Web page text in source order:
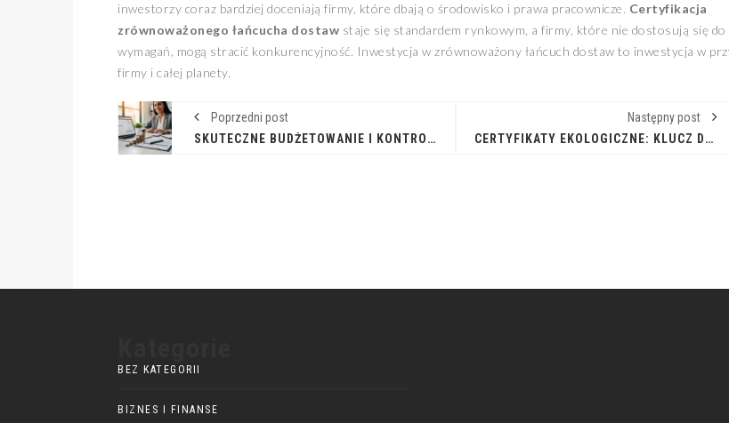
inwestorzy coraz bardziej doceniają firmy, które dbają o środowisko i prawa pracownicze. Certyfikacja
zrównoważonego łańcucha dostaw staje się standardem rynkowym, a firmy, które nie dostosują się do
wymagań, mogą stracić konkurencyjność. Inwestycja w zrównoważony łańcuch dostaw to inwestycja w
firmy i całej planety.
Poprzedni post
SKUTECZNE BUDŻETOWANIE I KONTROLA KOSZTÓW DLA SUKCESU FIRMY
Następny post
CERTYFIKATY EKOLOGICZNE: KLUCZ DO ŚWIADOMEGO WYBORU
BEZ KATEGORII
BIZNES I FINANSE